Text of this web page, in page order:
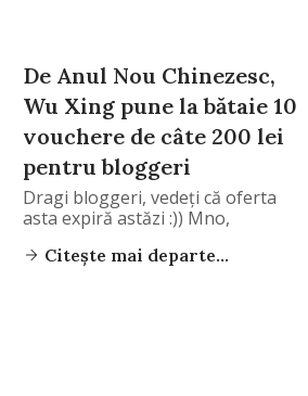
De Anul Nou Chinezesc,
Wu Xing pune la bătaie 10
vouchere de câte 200 lei
pentru bloggeri
Dragi bloggeri, vedeţi că oferta
asta expiră astăzi :)) Mno,
Citește mai departe...